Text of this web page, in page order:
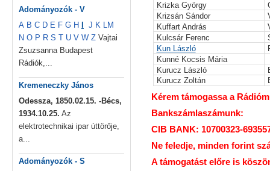
Adományozók - V
A B C D E F G H J K LM
N O P R S T U V W Z Vajtai
Zsuzsanna Budapest
Rádiók,...
Kremeneczky János
Odessza, 1850.02.15. -Bécs,
1934.10.25. Az
elektrotechnikai ipar úttörője,
a...
Adományozók - S
Krizka György
Krizsán Sándor
Kuffart András
Kulcsár Ferenc
Kun László
Kunné Kocsis Mária
Kurucz László
Kurucz Zoltán
Kérem támogassa a
Bankszámlaszámunk:
CIB BANK: 10700323-
Ne feledje, minden forint
A támogatást előre is